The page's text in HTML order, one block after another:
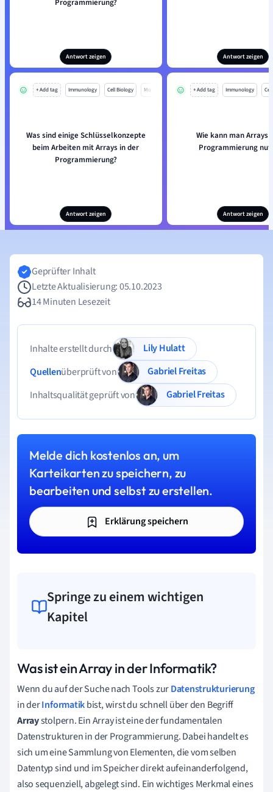
Programmierung?
Antwort zeigen Antwort zeigen
+ Add tag Immunology Cell Biology Mo
Was sind einige Schlüsselkonzepte
beim Arbeiten mit Arrays in der
Programmierung?
Antwort zeigen
+ Add tag Immunology
Wie kann man Arrays
Programmierung
Antwort zeigen
Geprüfter Inhalt
Letzte Aktualisierung: 05.10.2023
14 Minuten Lesezeit
Inhalte erstellt durch
Lily Hulatt
Quellenüberprüft von
Gabriel Freitas
Inhaltsqualität geprüft von
Gabriel Freitas
Melde dich kostenlos an, um
Karteikarten zu speichern, zu
bearbeiten und selbst zu erstellen.
Erklärung speichern
Springe zu einem wichtigen
Kapitel
Was ist ein Array in der Informatik?
Wenn du auf der Suche nach Tools zurDatenstrukturierung
in derInformatikbist, wirst du schnell über den Begriff
Arraystolpern. Ein Array ist eine der fundamentalen
Datenstrukturen in der Programmierung. Dabei handelt es
sich um eine Sammlung von Elementen, die vom selben
Datentyp sind und im Speicher direkt aufeinanderfolgend,
also sequenziell, abgelegt sind. Ein wichtiges Merkmal eines